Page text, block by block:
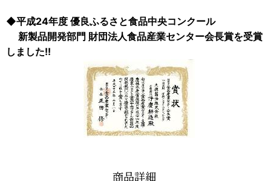
◆平成24年度 優良ふるさと食品中央コンクール
新製品開発部門 財団法人食品産業センター会長賞を受賞
しました!!
商品詳細